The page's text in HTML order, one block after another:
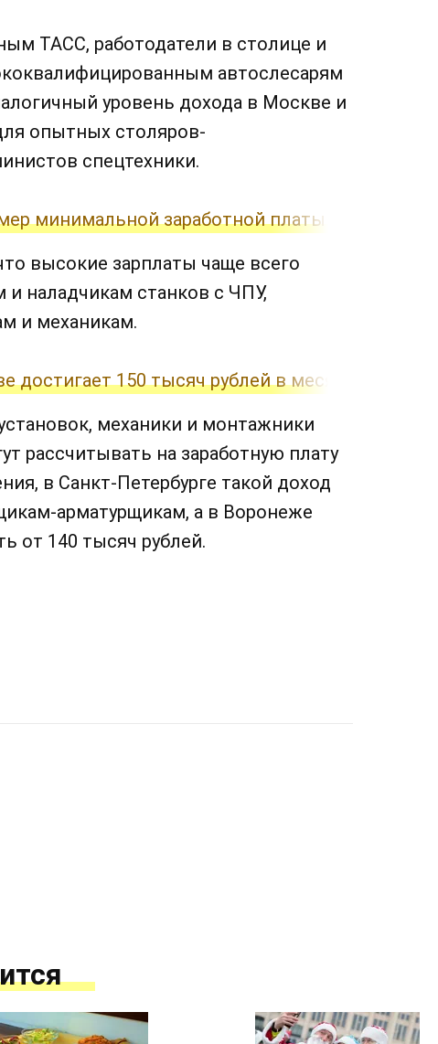
ТАСС, работодатели в столице и
автослесарям
уровень дохода в Москве и
опытных столяров-
спецтехники.
минимальной заработной платы
высокие зарплаты чаще всего
и наладчикам станков с ЧПУ,
и механикам.
150 тысяч рублей в месяц
механики и монтажники
рассчитывать на заработную плату
в Санкт-Петербурге такой доход
арматурщикам, а в Воронеже
от 140 тысяч рублей.